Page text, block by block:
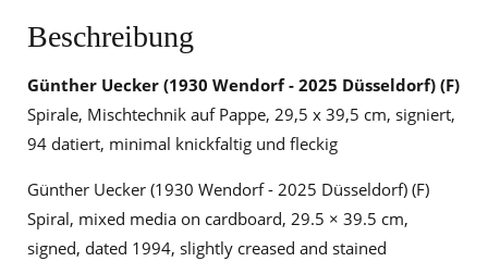
Beschreibung
Günther Uecker (1930 Wendorf - 2025 Düsseldorf) (F)
Spirale, Mischtechnik auf Pappe, 29,5 x 39,5 cm, signiert,
94 datiert, minimal knickfaltig und fleckig
Günther Uecker (1930 Wendorf - 2025 Düsseldorf) (F)
Spiral, mixed media on cardboard, 29.5 × 39.5 cm,
signed, dated 1994, slightly creased and stained